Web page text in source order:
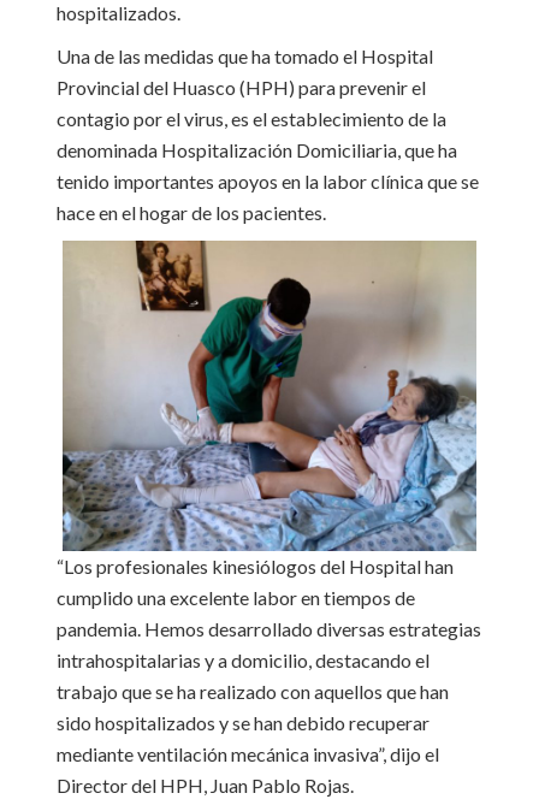
hospitalizados.
Una de las medidas que ha tomado el Hospital
Provincial del Huasco (HPH) para prevenir el
contagio por el virus, es el establecimiento de la
denominada Hospitalización Domiciliaria, que ha
tenido importantes apoyos en la labor clínica que se
hace en el hogar de los pacientes.
“Los profesionales kinesiólogos del Hospital han
cumplido una excelente labor en tiempos de
pandemia. Hemos desarrollado diversas estrategias
intrahospitalarias y a domicilio, destacando el
trabajo que se ha realizado con aquellos que han
sido hospitalizados y se han debido recuperar
mediante ventilación mecánica invasiva”, dijo el
Director del HPH, Juan Pablo Rojas.